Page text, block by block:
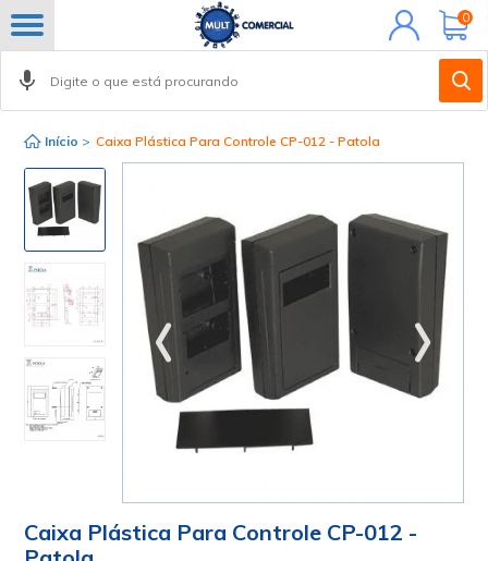
Minha
conta
0
Início > Caixa Plástica Para Controle CP-012 - Patola
Caixa Plástica Para Controle CP-012 -